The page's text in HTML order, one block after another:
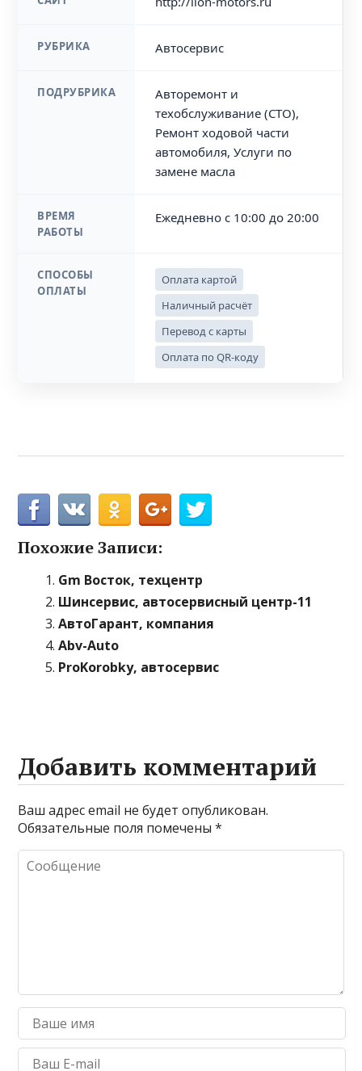
РУБРИКА Автосервис
ПОДРУБРИКА
Авторемонт и
техобслуживание (СТО),
Ремонт ходовой части
автомобиля, Услуги по
замене масла
ВРЕМЯ
РАБОТЫ
Ежедневно с 10:00 до 20:00
СПОСОБЫ
ОПЛАТЫ
Оплата картой
Наличный расчёт
Перевод с карты
Оплата по QR-коду
Похожие Записи:
Gm Восток, техцентр
Шинсервис, автосервисный центр-11
АвтоГарант, компания
Abv-Auto
ProKorobky, автосервис
Добавить комментарий
Ваш адрес email не будет опубликован.
Обязательные поля помечены*